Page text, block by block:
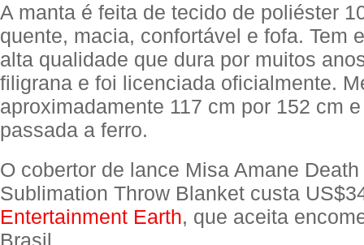
A manta é feita de tecido de poliéster
quente, macia, confortável e fofa. Tem
alta qualidade que dura por muitos
filigrana e foi licenciada oficialmente.
aproximadamente 117 cm por 152 cm
passada a ferro.
O cobertor de lance Misa Amane
Sublimation Throw Blanket custa
Entertainment Earth, que aceita
Brasil.